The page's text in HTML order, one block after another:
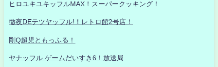
ヒロユキユキッフルMAX！スーパークッキング！
徹夜DEテツヤッフル!！レトロ館2号店！
剛Q超児ともっふる！
ヤナッフル ゲームだいすき6！放送局